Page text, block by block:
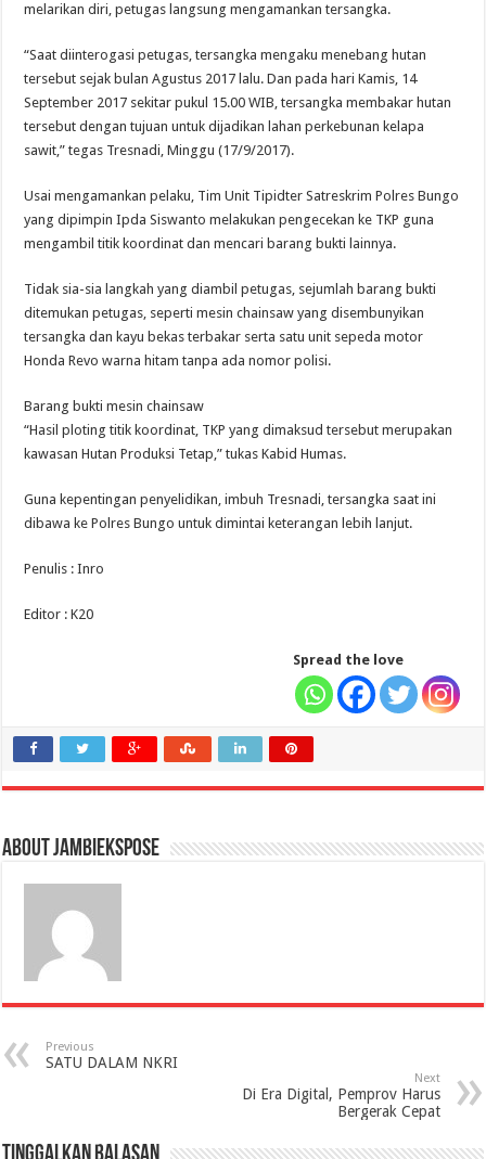
melarikan diri, petugas langsung mengamankan tersangka.
“Saat diinterogasi petugas, tersangka mengaku menebang hutan
tersebut sejak bulan Agustus 2017 lalu. Dan pada hari Kamis, 14
September 2017 sekitar pukul 15.00 WIB, tersangka membakar hutan
tersebut dengan tujuan untuk dijadikan lahan perkebunan kelapa
sawit,” tegas Tresnadi, Minggu (17/9/2017).
Usai mengamankan pelaku, Tim Unit Tipidter Satreskrim Polres Bungo
yang dipimpin Ipda Siswanto melakukan pengecekan ke TKP guna
mengambil titik koordinat dan mencari barang bukti lainnya.
Tidak sia-sia langkah yang diambil petugas, sejumlah barang bukti
ditemukan petugas, seperti mesin chainsaw yang disembunyikan
tersangka dan kayu bekas terbakar serta satu unit sepeda motor
Honda Revo warna hitam tanpa ada nomor polisi.
Barang bukti mesin chainsaw
“Hasil ploting titik koordinat, TKP yang dimaksud tersebut merupakan
kawasan Hutan Produksi Tetap,” tukas Kabid Humas.
Guna kepentingan penyelidikan, imbuh Tresnadi, tersangka saat ini
dibawa ke Polres Bungo untuk dimintai keterangan lebih lanjut.
Penulis : Inro
Editor : K20
Spread the love
About jambiekspose
Previous
SATU DALAM NKRI
Next
Di Era Digital, Pemprov Harus
Bergerak Cepat